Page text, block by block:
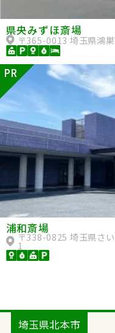
県央みずほ斎場
〒365-0013 埼玉県鴻
PR
浦和斎場
〒338-0825 埼玉県さ
1
埼玉県北本市